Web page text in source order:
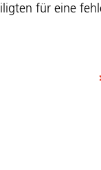
für eine